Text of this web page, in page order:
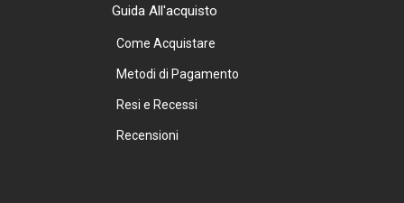
Guida All'acquisto
Come Acquistare
Metodi di Pagamento
Resi e Recessi
Recensioni